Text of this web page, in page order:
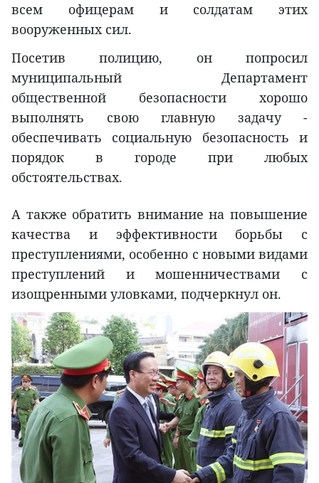
всем офицерам и солдатам этих
вооруженных сил.
Посетив полицию, он попросил
муниципальный Департамент
общественной безопасности хорошо
выполнять свою главную задачу -
обеспечивать социальную безопасность и
порядок в городе при любых
обстоятельствах.
А также обратить внимание на повышение
качества и эффективности борьбы с
преступлениями, особенно с новыми видами
преступлений и мошенничествами с
изощренными уловками, подчеркнул он.